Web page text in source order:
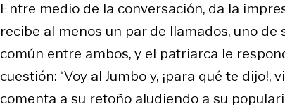
Entre medio de la conversación, da la
recibe al menos un par de llamados, uno
común entre ambos, y el patriarca le
cuestión: “Voy al Jumbo y, ¡para qué te
comenta a su retoño aludiendo a su